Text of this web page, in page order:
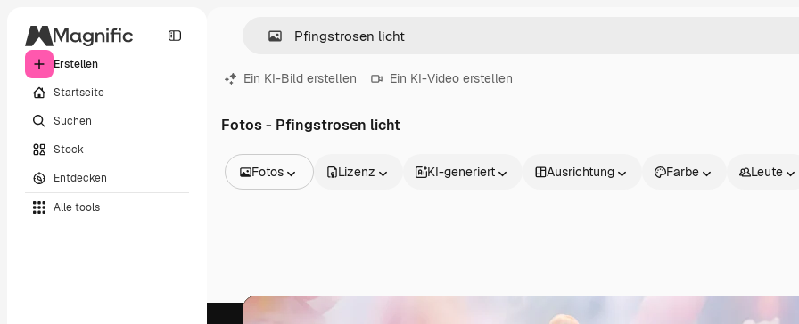
Erstellen
Startseite
Suchen
Stock
Entdecken
Alle tools
Ein KI-Bild erstellen Ein KI-Video erstellen
Fotos - Pfingstrosen licht
Fotos
Videos
Filmmaterial
Lizenz KI-generiert Ausrichtung Farbe Leute